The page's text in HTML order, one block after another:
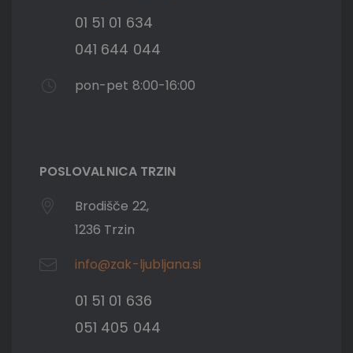
01 51 01 634
041 644 044
pon-pet 8:00-16:00
POSLOVALNICA TRZIN
Brodišče 22,
1236 Trzin
info@zak-ljubljana.si
01 51 01 636
051 405 044